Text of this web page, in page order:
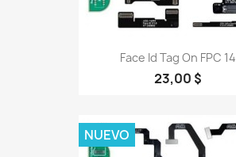
Face Id Tag On FPC 14
23,00 $
NUEVO